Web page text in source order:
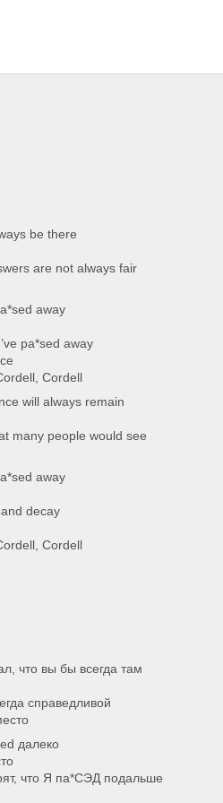
be there
are not always fair
away
pa*sed away
Cordell
will always remain
many people would see
away
decay
Cordell
что вы бы всегда там
справедливой
далеко
что Я па*СЭД подальше